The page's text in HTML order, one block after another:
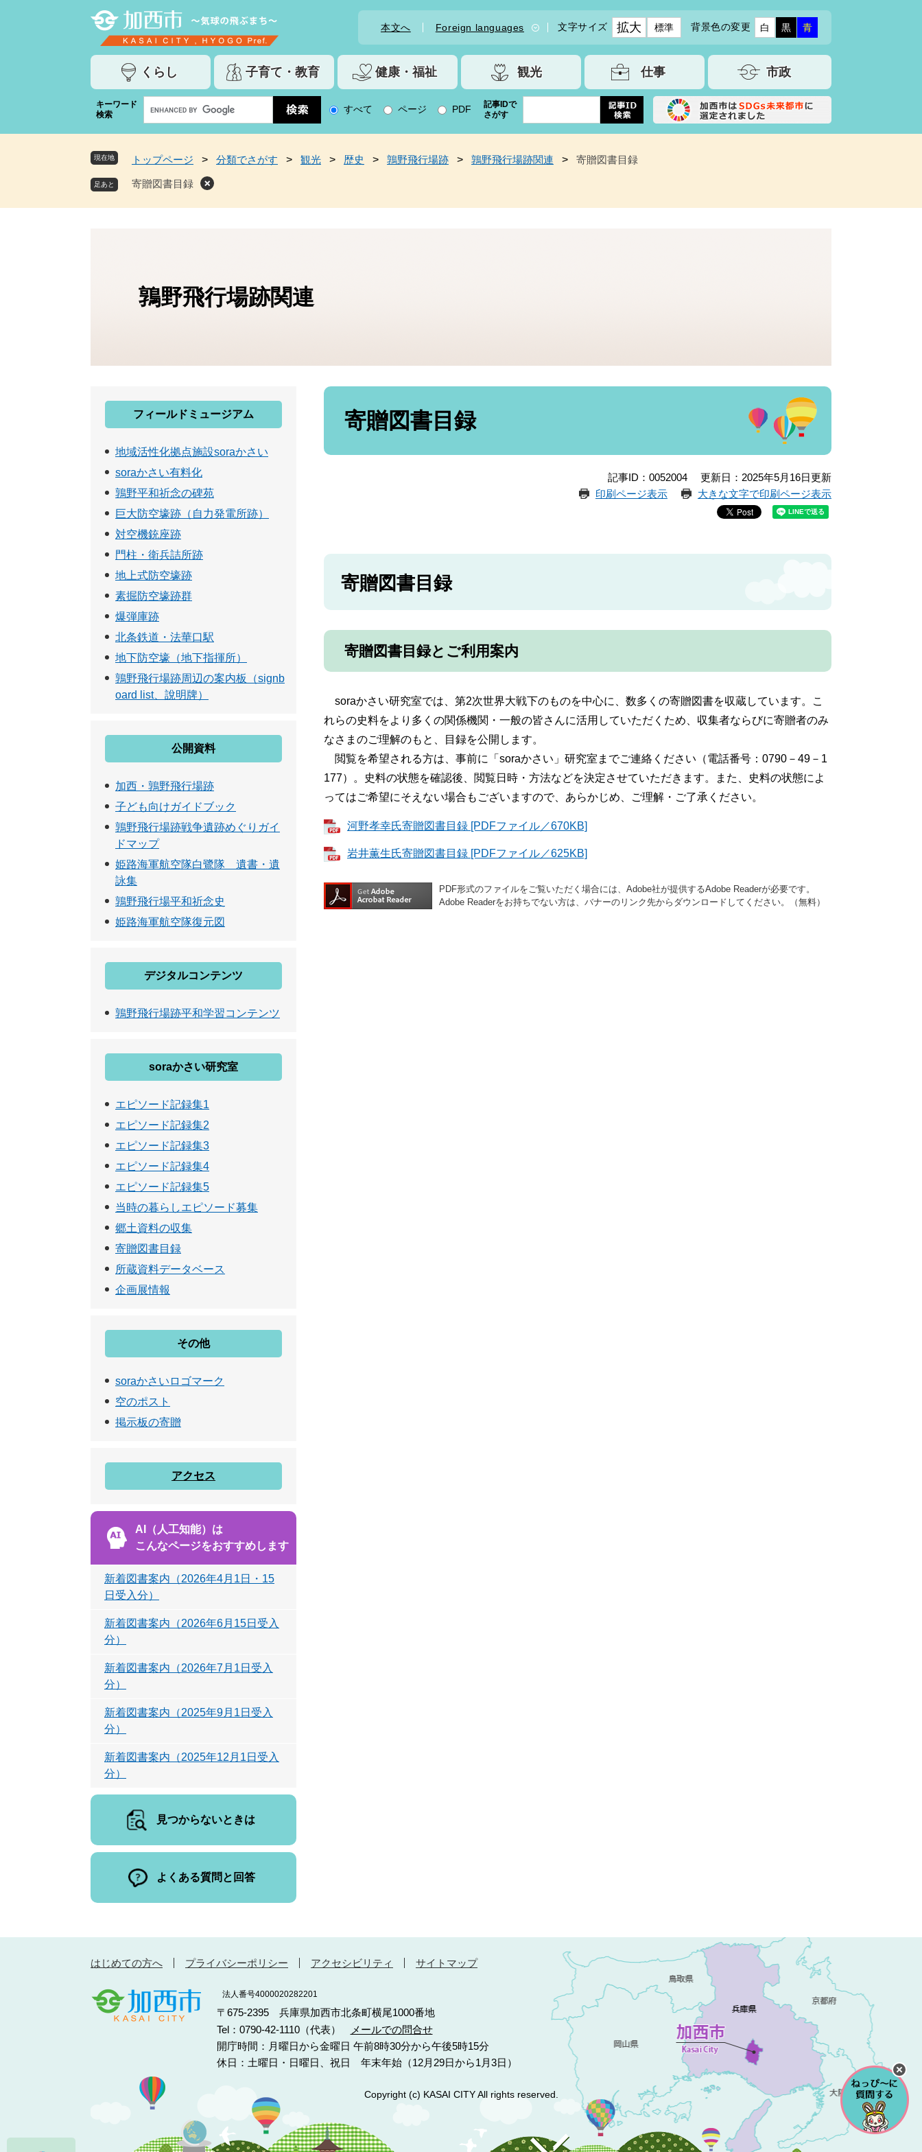
本文へ Foreign languages 文字サイズ 拡大 標準 背景色の変更 白 黒 青
くらし 子育て・教育 健康・福祉 観光 仕事 市政
キーワード
検索
o
l
カ
すべて ページ PDF
記事IDで
さがす
現在地 トップページ > 分類でさがす > 観光 > 歴史 > 鶉野飛行場跡 > 鶉野飛行場跡関連 > 寄贈図書目録
寄贈図書目録
鶉野飛行場跡関連
本
寄贈図書目録
記事ID：0052004
更新日：2025年5月16日更新
印刷ページ表示
大きな文字で印刷ページ表示
寄贈図書目録
寄贈図書目録とご利用案内
soraかさい研究室では、第2次世界大戦下のものを中心に、数多くの寄贈図書を収蔵しています。こ
れらの史料をより多くの関係機関・一般の皆さんに活用していただくため、収集者ならびに寄贈者のみ
なさまのご理解のもと、目録を公開します。
閲覧を希望される方は、事前に「soraかさい」研究室までご連絡ください（電話番号：0790－49－1
177）。史料の状態を確認後、閲覧日時・方法などを決定させていただきます。また、史料の状態によ
ってはご希望にそえない場合もございますので、あらかじめ、ご理解・ご了承ください。
河野孝幸氏寄贈図書目録 [PDFファイル／670KB]
岩井薫生氏寄贈図書目録 [PDFファイル／625KB]
PDF形式のファイルをご覧いただく場合には、Adobe社が提供するAdobe Readerが必要です。
Adobe Readerをお持ちでない方は、バナーのリンク先からダウンロードしてください。（無料）
フィールドミュージアム
地域活性化拠点施設soraかさい
soraかさい有料化
鶉野平和祈念の碑苑
巨大防空壕跡（自力発電所跡）
対空機銃座跡
門柱・衛兵詰所跡
地上式防空壕跡
素掘防空壕跡群
爆弾庫跡
北条鉄道・法華口駅
地下防空壕（地下指揮所）
鶉野飛行場跡周辺の案内板（signb
oard list、說明牌）
公開資料
加西・鶉野飛行場跡
子ども向けガイドブック
鶉野飛行場跡戦争遺跡めぐりガイ
ドマップ
姫路海軍航空隊白鷺隊 遺書・遺
詠集
鶉野飛行場平和祈念史
姫路海軍航空隊復元図
デジタルコンテンツ
鶉野飛行場跡平和学習コンテンツ
soraかさい研究室
エピソード記録集1
エピソード記録集2
エピソード記録集3
エピソード記録集4
エピソード記録集5
当時の暮らしエピソード募集
郷土資料の収集
寄贈図書目録
所蔵資料データベース
企画展情報
その他
soraかさいロゴマーク
空のポスト
掲示板の寄贈
アクセス
AI（人工知能）は
こんなページをおすすめします
新着図書案内（2026年4月1日・15
日受入分）
新着図書案内（2026年6月15日受入
分）
新着図書案内（2026年7月1日受入
分）
新着図書案内（2025年9月1日受入
分）
新着図書案内（2025年12月1日受入
分）
見つからないときは
よくある質問と回答
はじめての方へ プライバシーポリシー アクセシビリティ サイトマップ
法人番号4000020282201
〒675-2395 兵庫県加西市北条町横尾1000番地
Tel：0790-42-1110（代表）
メールでの問合せ
開庁時間：月曜日から金曜日 午前8時30分から午後5時15分
休日：土曜日・日曜日、祝日 年末年始（12月29日から1月3日）
Copyright (c) KASAI CITY All rights reserved.